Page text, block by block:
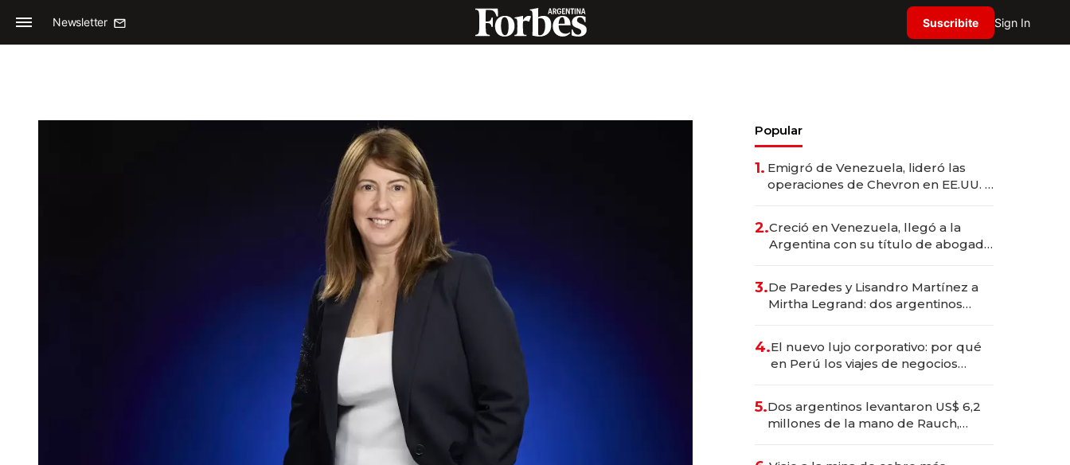
Newsletter Suscribite Sign In
Popular
1. Emigró de Venezuela, lideró las
operaciones de Chevron en EE.UU. y
2.Creció en Venezuela, llegó a la
Argentina con su título de abogado
marcas "fast premium"
3.De Paredes y Lisandro Martínez a
Mirtha Legrand: dos argentinos
4.El nuevo lujo corporativo: por qué
en Perú los viajes de negocios
transformadoras
5.Dos argentinos levantaron US$ 6,2
millones de la mano de Rauch,